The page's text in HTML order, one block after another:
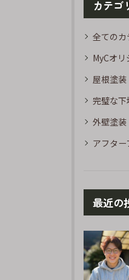
カテゴ
全てのカ
MyCオ
屋根塗装
完璧な下
外壁塗装
アフタ
最近の